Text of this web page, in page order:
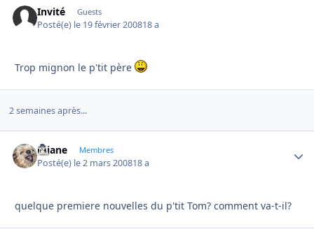
Invité Guests
Posté(e) le 19 février 200818 a
Trop mignon le p'tit père
2 semaines après...
réjane Membres
Posté(e) le 2 mars 200818 a
quelque premiere nouvelles du p'tit Tom? comment va-t-il?